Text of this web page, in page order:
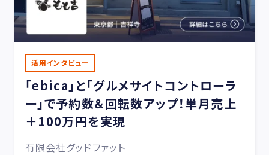
活用インタビュー
「ebica」と「グルメサイトコントローラ
ー」で予約数＆回転数アップ！単月売上
＋100万円を実現
有限会社グッドファット